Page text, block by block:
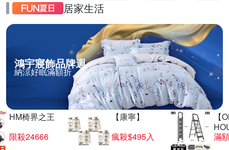
居家生活
鴻宇寢飾品牌週
納涼好眠滿額折
HM椅界之王
限殺24666
【康寧】
瘋殺$495入
【
滿